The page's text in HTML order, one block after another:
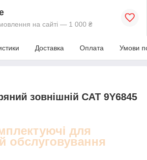
на сайті — 1 000 ₴
Доставка Оплата Умови
зовнішній CAT 9Y6845
для
обслуговування